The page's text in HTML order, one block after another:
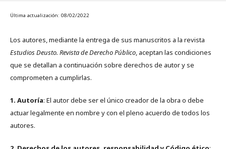
Última actualización: 08/02/2022
Los autores, mediante la entrega de sus manuscritos a la revista
Estudios Deusto. Revista de Derecho Público, aceptan las condiciones
que se detallan a continuación sobre derechos de autor y se
comprometen a cumplirlas.
1. Autoría: El autor debe ser el único creador de la obra o debe
actuar legalmente en nombre y con el pleno acuerdo de todos los
autores.